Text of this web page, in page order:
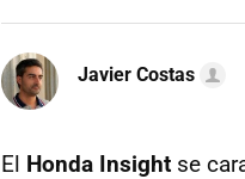
Javier Costas
El Honda Insight se